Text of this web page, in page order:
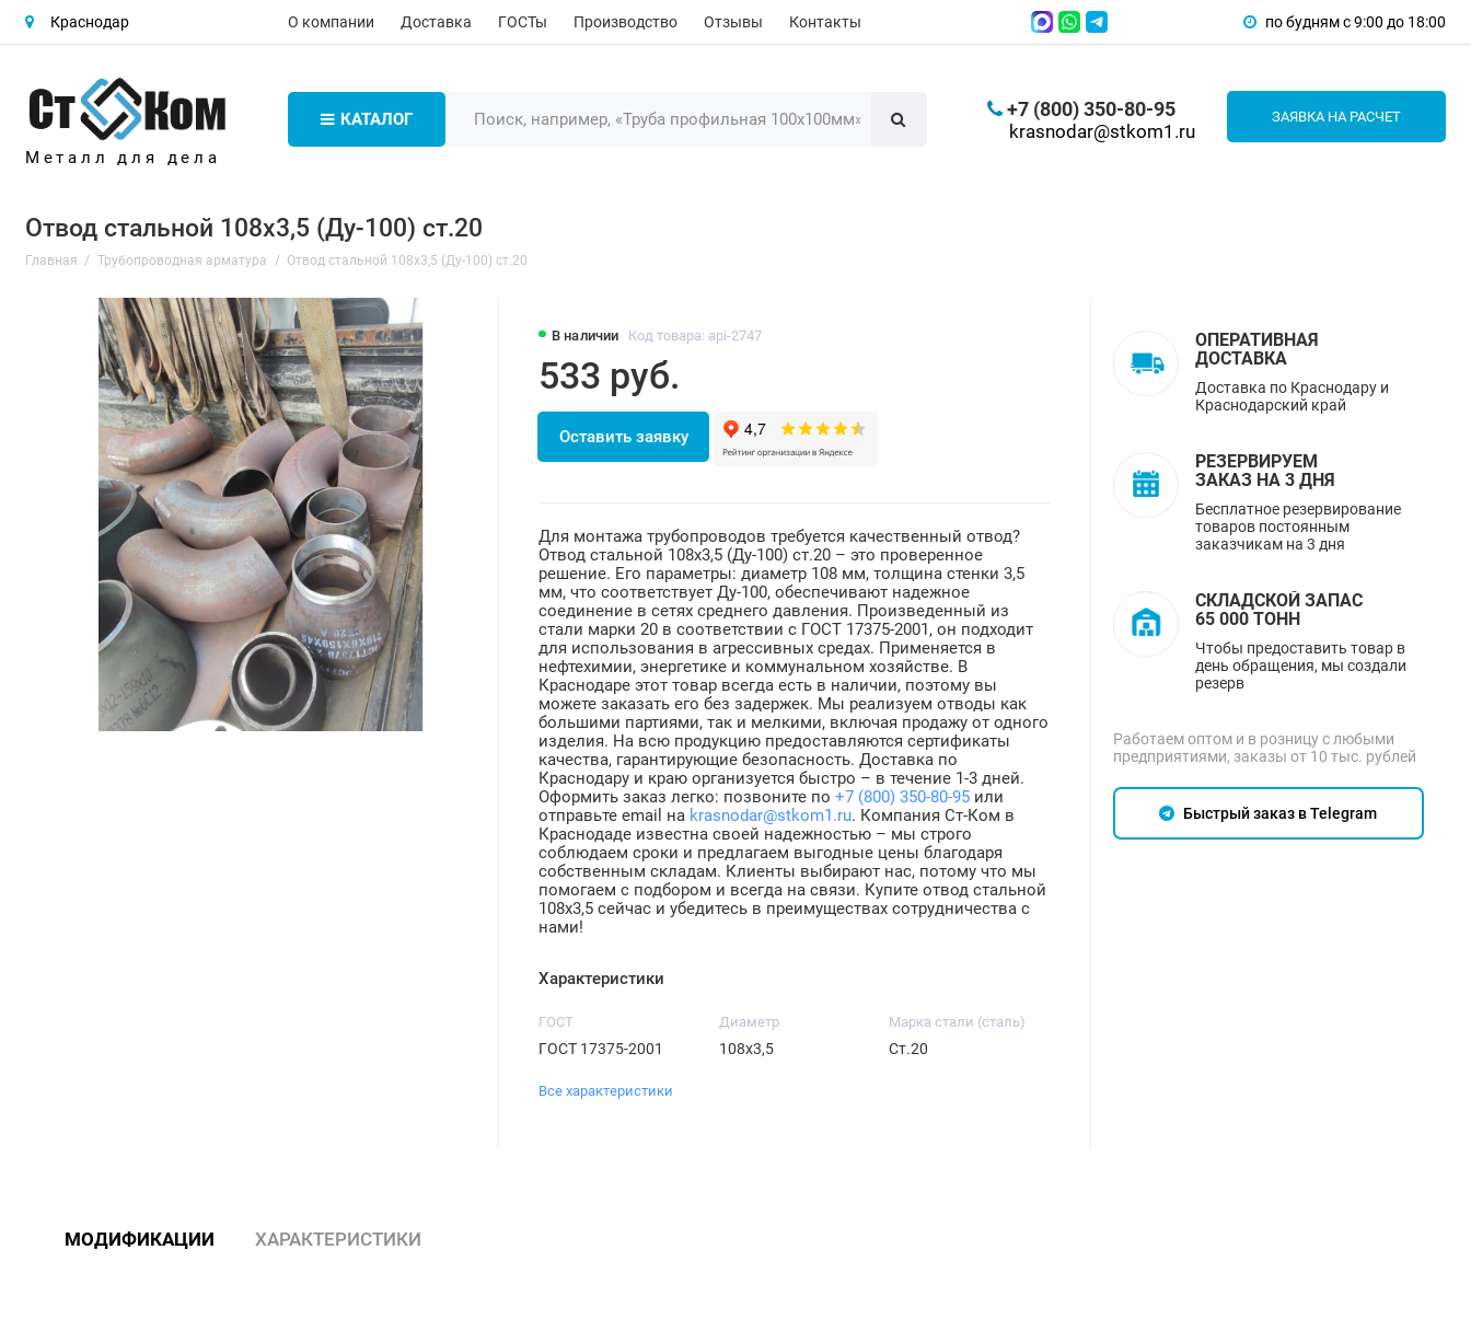
Краснодар О компании Доставка ГОСТы Производство Отзывы Контакты по будням с 9:00 до 18:00
Металл для дела
КАТАЛОГ +7 (800) 350-80-95
krasnodar@stkom1.ru
ЗАЯВКА НА РАСЧЕТ
Отвод стальной 108х3,5 (Ду-100) ст.20
Главная Трубопроводная арматура Отвод стальной 108х3,5 (Ду-100) ст.20
В наличии Код товара: api-2747
533 руб.
Оставить заявку
Для монтажа трубопроводов требуется качественный отвод?
Отвод стальной 108х3,5 (Ду-100) ст.20 – это проверенное
решение. Его параметры: диаметр 108 мм, толщина стенки 3,5
мм, что соответствует Ду-100, обеспечивают надежное
соединение в сетях среднего давления. Произведенный из
стали марки 20 в соответствии с ГОСТ 17375-2001, он подходит
для использования в агрессивных средах. Применяется в
нефтехимии, энергетике и коммунальном хозяйстве. В
Краснодаре этот товар всегда есть в наличии, поэтому вы
можете заказать его без задержек. Мы реализуем отводы как
большими партиями, так и мелкими, включая продажу от одного
изделия. На всю продукцию предоставляются сертификаты
качества, гарантирующие безопасность. Доставка по
Краснодару и краю организуется быстро – в течение 1-3 дней.
Оформить заказ легко: позвоните по+7 (800) 350-80-95 или
отправьте email на krasnodar@stkom1.ru. Компания Ст-Ком в
Краснодаде известна своей надежностью – мы строго
соблюдаем сроки и предлагаем выгодные цены благодаря
собственным складам. Клиенты выбирают нас, потому что мы
помогаем с подбором и всегда на связи. Купите отвод стальной
108х3,5 сейчас и убедитесь в преимуществах сотрудничества с
нами!
Характеристики
ГОСТ
ГОСТ 17375-2001
Диаметр
108х3,5
Марка стали (сталь)
Ст.20
Все характеристики
ОПЕРАТИВНАЯ
ДОСТАВКА
Доставка по Краснодару и
Краснодарский край
РЕЗЕРВИРУЕМ
ЗАКАЗ НА 3 ДНЯ
Бесплатное резервирование
товаров постоянным
заказчикам на 3 дня
СКЛАДСКОЙ ЗАПАС
65 000 ТОНН
Чтобы предоставить товар в
день обращения, мы создали
резерв
Работаем оптом и в розницу с любыми
предприятиями, заказы от 10 тыс. рублей
Быстрый заказ в Telegram
МОДИФИКАЦИИ ХАРАКТЕРИСТИКИ